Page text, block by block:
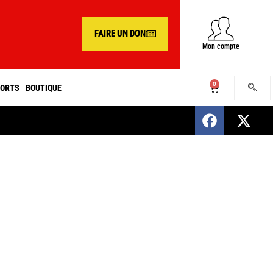
FAIRE UN DON
Mon compte
BOUTIQUE 0
SENEGAL : Nomination d’un nouveau